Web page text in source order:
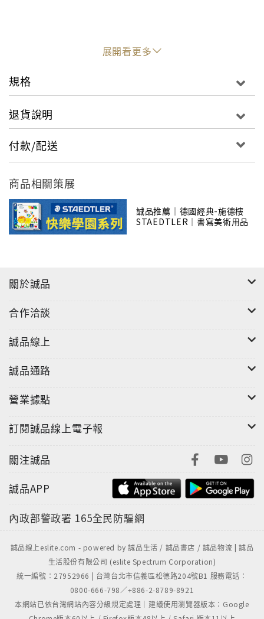
"
展開看更多
規格
退貨說明
付款/配送
商品相關策展
誠品推薦｜德國經典-施德樓
STAEDTLER｜書寫美術用品
關於誠品
合作洽談
誠品線上
誠品通路
營業據點
訂閱誠品線上電子報
關注誠品
誠品APP
內政部警政署 165全民防騙網
誠品線上eslite.com - powered by 誠品生活 / 誠品書店 / 誠品物流 | 誠品
生活股份有限公司 (eslite Spectrum Corporation)
統一編號：27952966 | 台灣台北市信義區松德路204號B1 服務電話：
0800-666-798／+886-2-8789-8921
本網站已依台灣網站內容分級規定處理｜建議使用瀏覽器版本：Google